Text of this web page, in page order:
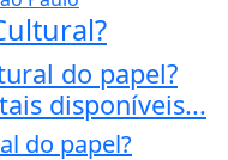
do papel?
disponíveis...
do papel?